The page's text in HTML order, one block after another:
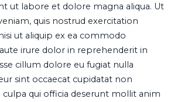
ut labore et dolore magna aliqua. Ut
quis nostrud exercitation
ut aliquip ex ea commodo
irure dolor in reprehenderit in
cillum dolore eu fugiat nulla
sint occaecat cupidatat non
qui officia deserunt mollit anim